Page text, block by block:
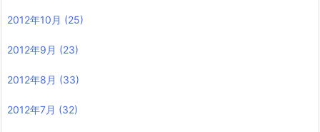
2012年10月 (25)
2012年9月 (23)
2012年8月 (33)
2012年7月 (32)